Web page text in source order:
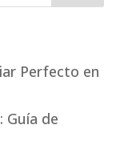
Perfecto en
Guía de